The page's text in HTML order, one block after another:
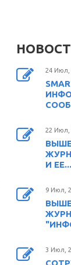
24 Июл,
22 Июл,
И ЕЕ...
9 Июл,
3 Июл,